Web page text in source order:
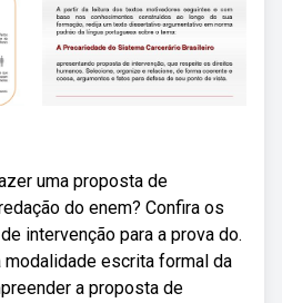
uma proposta de
do enem? Confira os
intervenção para a prova do.
escrita formal da
a proposta de